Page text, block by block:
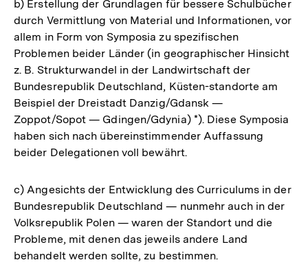
b) Erstellung der Grundlagen für bessere Schulbücher
durch Vermittlung von Material und Informationen, vor
allem in Form von Symposia zu spezifischen
Problemen beider Länder (in geographischer Hinsicht
z. B. Strukturwandel in der Landwirtschaft der
Bundesrepublik Deutschland, Küsten-standorte am
Beispiel der Dreistadt Danzig/Gdansk —
Zoppot/Sopot — Gdingen/Gdynia) *). Diese Symposia
haben sich nach übereinstimmender Auffassung
beider Delegationen voll bewährt.
c) Angesichts der Entwicklung des Curriculums in der
Bundesrepublik Deutschland — nunmehr auch in der
Volksrepublik Polen — waren der Standort und die
Probleme, mit denen das jeweils andere Land
behandelt werden sollte, zu bestimmen.